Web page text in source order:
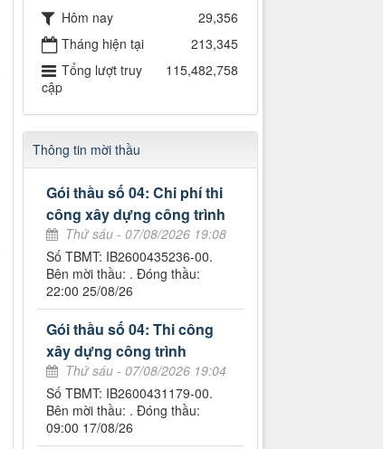
Hôm nay
29,356
Tháng hiện tại
213,345
Tổng lượt truy
cập
115,482,758
Thông tin mời thầu
Gói thầu số 04: Chi phí thi
công xây dựng công trình
Thứ sáu - 07/08/2026 19:08
Số TBMT: IB2600435236-00.
Bên mời thầu: . Đóng thầu:
22:00 25/08/26
Gói thầu số 04: Thi công
xây dựng công trình
Thứ sáu - 07/08/2026 19:04
Số TBMT: IB2600431179-00.
Bên mời thầu: . Đóng thầu:
09:00 17/08/26